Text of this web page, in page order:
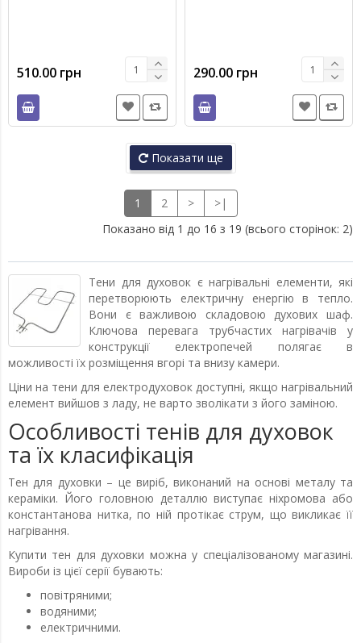
510.00 грн 290.00 грн
Показати ще
1 2 >
>|
Показано від 1 до 16 з 19 (всього сторінок: 2)
Тени для духовок є нагрівальні елементи, які
перетворюють електричну енергію в тепло.
Вони є важливою складовою духових шаф.
Ключова перевага трубчастих нагрівачів у
конструкції електропечей полягає в
можливості їх розміщення вгорі та внизу камери.
Ціни на тени для електродуховок доступні, якщо нагрівальний
елемент вийшов з ладу, не варто зволікати з його заміною.
Особливості тенів для духовок
та їх класифікація
Тен для духовки – це виріб, виконаний на основі металу та
кераміки. Його головною деталлю виступає ніхромова або
константанова нитка, по ній протікає струм, що викликає її
нагрівання.
Купити тен для духовки можна у спеціалізованому магазині.
Вироби із цієї серії бувають:
повітряними;
водяними;
електричними.